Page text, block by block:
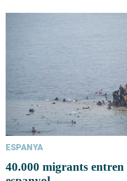
ESPANYA
40.000 migrants